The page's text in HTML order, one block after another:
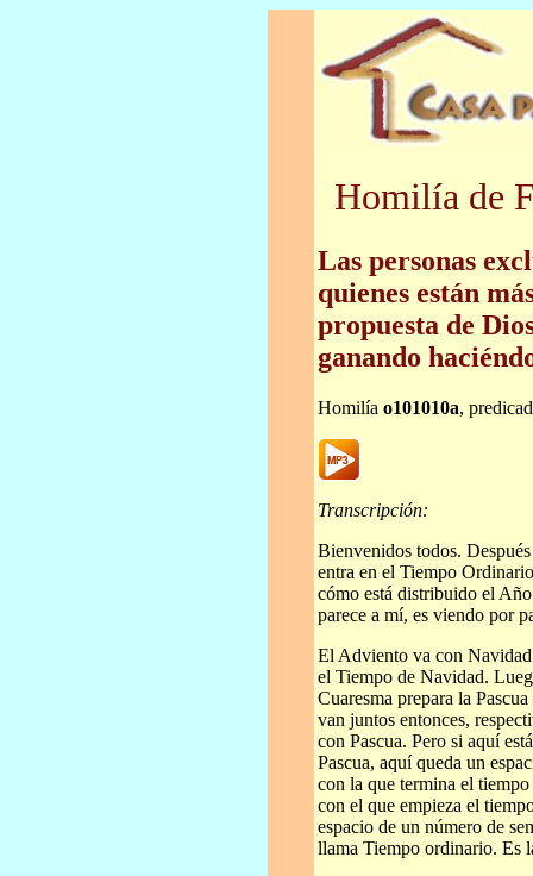
Homilía de
Las personas
quienes están
propuesta de
ganando
Homilía o101010a,
Transcripción:
Bienvenidos todos.
entra en el Tiempo
cómo está distribuido el
parece a mí, es viendo por
El Adviento va con
el Tiempo de Navidad.
Cuaresma prepara la
van juntos entonces,
con Pascua. Pero si aquí
Pascua, aquí queda un
con la que termina el
con el que empieza el
espacio de un número de
llama Tiempo ordinario. Es